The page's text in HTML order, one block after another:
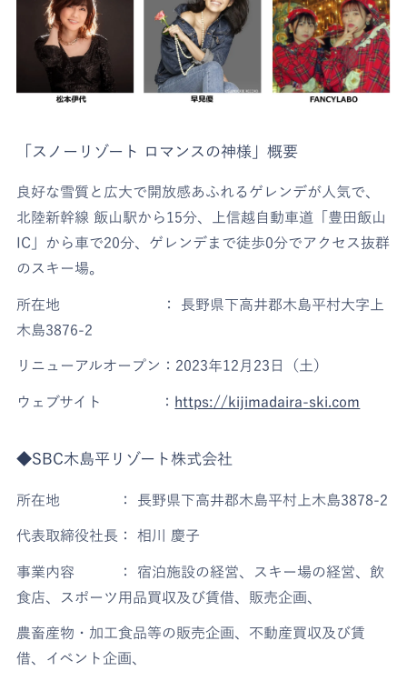
「スノーリゾート ロマンスの神様」概要
良好な雪質と広大で開放感あふれるゲレンデが人気で、
北陸新幹線 飯山駅から15分、上信越自動車道「豊田飯山
IC」から車で20分、ゲレンデまで徒歩0分でアクセス抜群
のスキー場。
所在地 ： 長野県下高井郡木島平村大字上
木島3876-2
リニューアルオープン：2023年12月23日（土）
ウェブサイト ： https://kijimadaira-ski.com
◆SBC木島平リゾート株式会社
所在地 ： 長野県下高井郡木島平村上木島3878-2
代表取締役社長： 相川 慶子
事業内容 ： 宿泊施設の経営、スキー場の経営、飲
食店、スポーツ用品買収及び賃借、販売企画、
農畜産物・加工食品等の販売企画、不動産買収及び賃
借、イベント企画、